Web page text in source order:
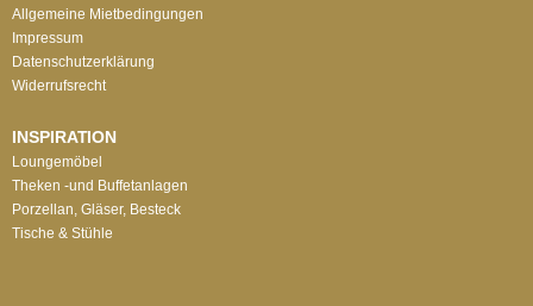
Allgemeine Mietbedingungen
Impressum
Datenschutzerklärung
Widerrufsrecht
INSPIRATION
Loungemöbel
Theken -und Buffetanlagen
Porzellan, Gläser, Besteck
Tische & Stühle